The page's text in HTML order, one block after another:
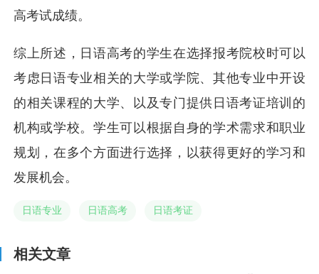
高考试成绩。
综上所述，日语高考的学生在选择报考院校时可以
考虑日语专业相关的大学或学院、其他专业中开设
的相关课程的大学、以及专门提供日语考证培训的
机构或学校。学生可以根据自身的学术需求和职业
规划，在多个方面进行选择，以获得更好的学习和
发展机会。
日语专业 日语高考 日语考证
相关文章